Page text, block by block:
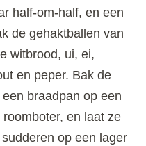
half-om-half, en een
de gehaktballen van
witbrood, ui, ei,
en peper. Bak de
braadpan op een
en laat ze
op een lager